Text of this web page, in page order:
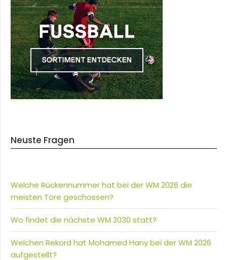
Neuste Fragen
Welche Rückennummer hat bei der WM 2026 die
meisten Tore geschossen?
Wo findet die nächste WM 2030 statt?
Welchen Rekord hat Mohamed Hany bei der WM 2026
aufgestellt?